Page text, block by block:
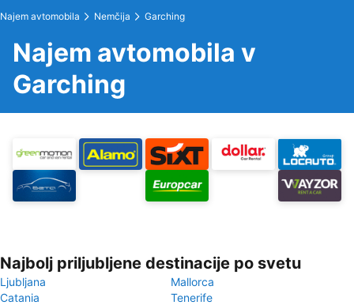
Najem avtomobila Nemčija Garching
Najem avtomobila v
Garching
Najbolj priljubljene destinacije po svetu
Ljubljana
Mallorca
Catania
Tenerife